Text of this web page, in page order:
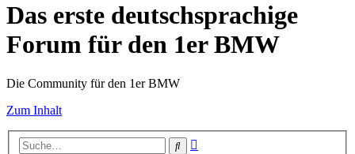
Das erste deutschsprachige
Forum für den 1er BMW
Die Community für den 1er BMW
Zum Inhalt
Suche